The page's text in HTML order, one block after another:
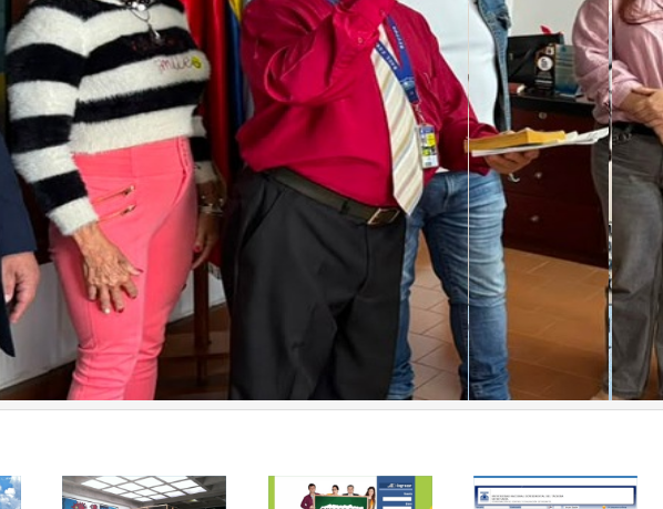
La profesora Blanca Carvajal asume la jefatura del Departamento de
LEER MÁS..